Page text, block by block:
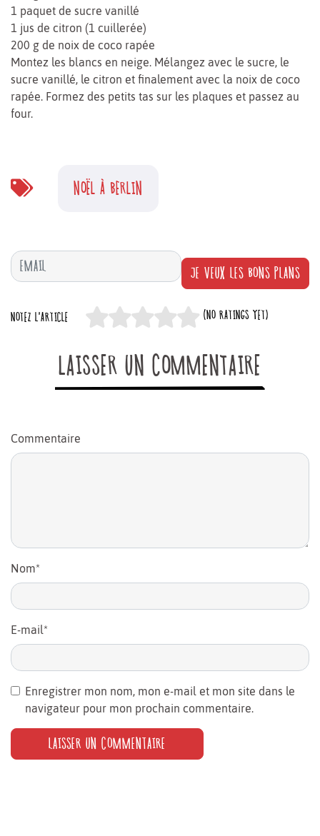
1 paquet de sucre vanillé
1 jus de citron (1 cuillerée)
200 g de noix de coco rapée
Montez les blancs en neige. Mélangez avec le sucre, le
sucre vanillé, le citron et finalement avec la noix de coco
rapée. Formez des petits tas sur les plaques et passez au
four.
NOËL À BERLIN
JE VEUX LES BONS PLANS
NOTEZ L'ARTICLE (NO RATINGS YET)
LAISSER UN COMMENTAIRE
Commentaire
Nom*
E-mail*
Enregistrer mon nom, mon e-mail et mon site dans le
navigateur pour mon prochain commentaire.